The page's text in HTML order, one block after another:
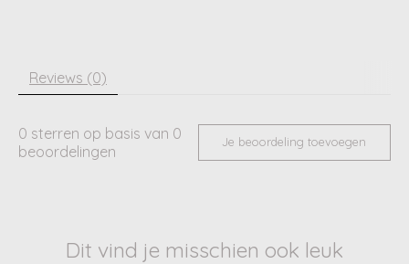
Reviews (0)
0 sterren op basis van 0
beoordelingen
Je beoordeling toevoegen
Dit vind je misschien ook leuk